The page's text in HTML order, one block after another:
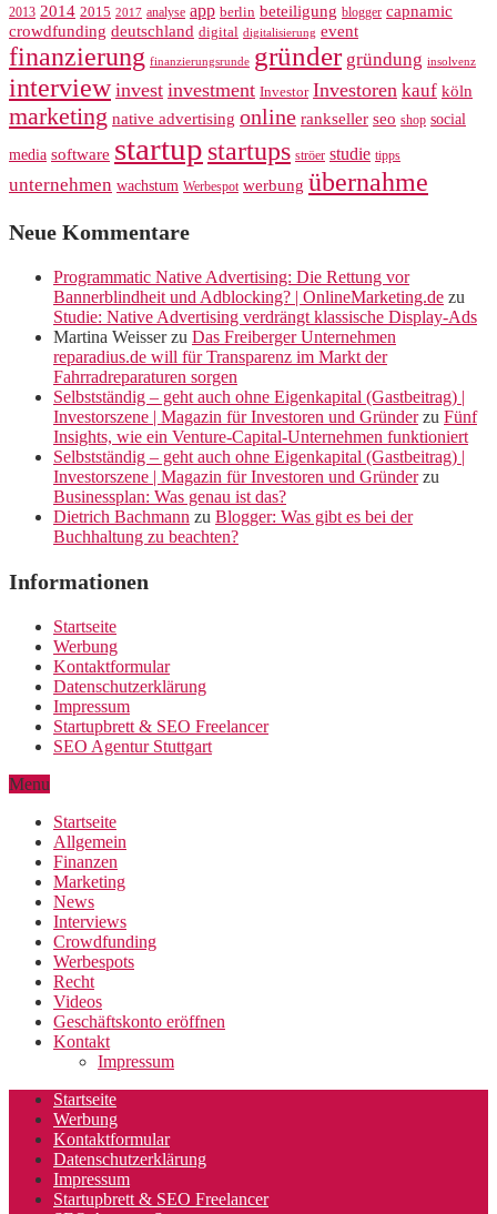
2013 2014 2015 2017 analyse app berlin beteiligung blogger capnamic
crowdfunding deutschland digital digitalisierung event
finanzierung finanzierungsrunde gründer gründung insolvenz
interview invest investment Investor Investoren kauf köln
marketing native advertising online rankseller seo shop social
media software startup startups ströer studie tipps
unternehmen wachstum Werbespot werbung übernahme
Neue Kommentare
Programmatic Native Advertising: Die Rettung vor
Bannerblindheit und Adblocking? | OnlineMarketing.de zu
Studie: Native Advertising verdrängt klassische Display-Ads
Martina Weisserzu Das Freiberger Unternehmen
reparadius.de will für Transparenz im Markt der
Fahrradreparaturen sorgen
Selbstständig – geht auch ohne Eigenkapital (Gastbeitrag) |
Investorszene | Magazin für Investoren und Gründerzu Fünf
Insights, wie ein Venture-Capital-Unternehmen funktioniert
Selbstständig – geht auch ohne Eigenkapital (Gastbeitrag) |
Investorszene | Magazin für Investoren und Gründerzu
Businessplan: Was genau ist das?
Dietrich Bachmann zu Blogger: Was gibt es bei der
Buchhaltung zu beachten?
Informationen
Startseite
Werbung
Kontaktformular
Datenschutzerklärung
Impressum
Startupbrett & SEO Freelancer
SEO Agentur Stuttgart
Menu
Startseite
Allgemein
Finanzen
Marketing
News
Interviews
Crowdfunding
Werbespots
Recht
Videos
Geschäftskonto eröffnen
Kontakt
Impressum
Startseite
Werbung
Kontaktformular
Datenschutzerklärung
Impressum
Startupbrett & SEO Freelancer